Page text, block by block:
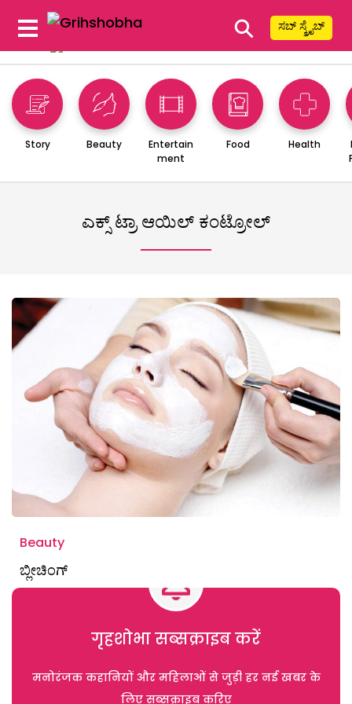
⚲ ಸಬ್ ಸ್ಕ್ರೈಬ್
Story Beauty
Entertain
ment
Food Health
ಎಕ್ಸ್ ಟ್ರಾ ಆಯಿಲ್ ಕಂಟ್ರೋಲ್
Beauty
ಬ್ಲೀಚಿಂಗ್
गृहशोभा सब्सक्राइब करें
मनोरंजक कहानियों और महिलाओं से जुड़ी हर नई खबर के
लिए सब्सक्राइब करिए